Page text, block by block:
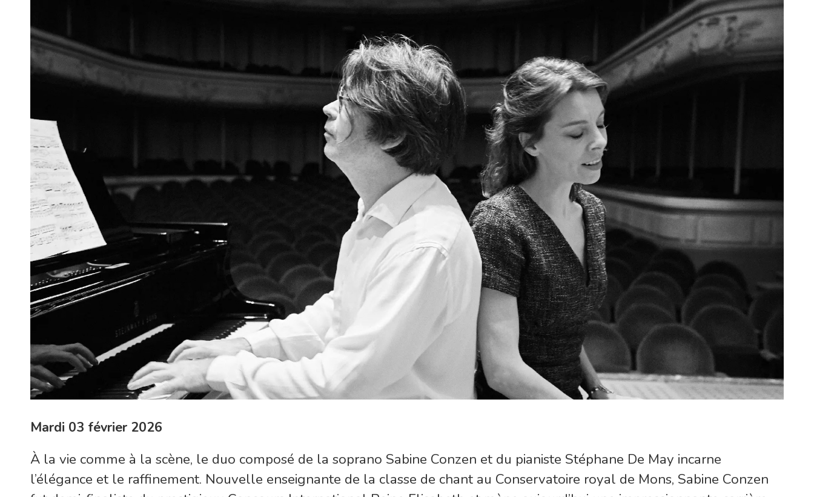
Mardi 03 février 2026
À la vie comme à la scène, le duo composé de la soprano Sabine Conzen et du pianiste Stéphane De May incarne
l’élégance et le raffinement. Nouvelle enseignante de la classe de chant au Conservatoire royal de Mons, Sabine Conzen